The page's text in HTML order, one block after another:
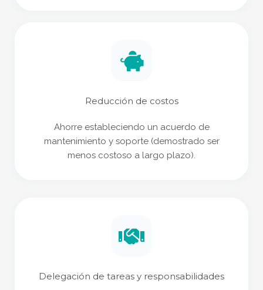
Reducción de costos
Ahorre estableciendo un acuerdo de
mantenimiento y soporte (demostrado ser
menos costoso a largo plazo).
Delegación de tareas y responsabilidades